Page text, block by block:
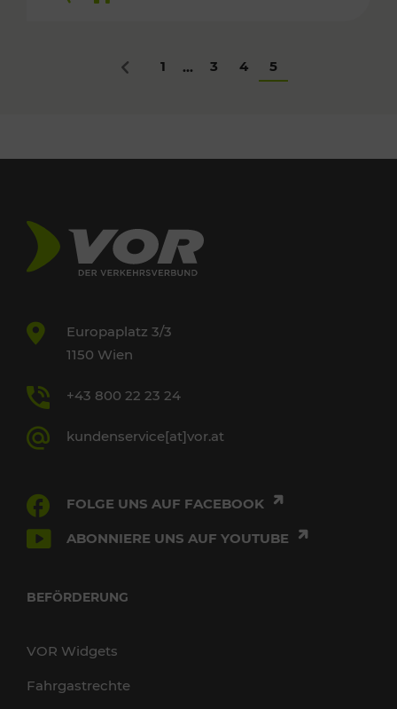
Zurück
1 ... 3 4 5
Europaplatz 3/3
1150 Wien
+43 800 22 23 24
kundenservice[at]vor.at
FOLGE UNS AUF FACEBOOK
ABONNIERE UNS AUF YOUTUBE
BEFÖRDERUNG
VOR Widgets
Fahrgastrechte